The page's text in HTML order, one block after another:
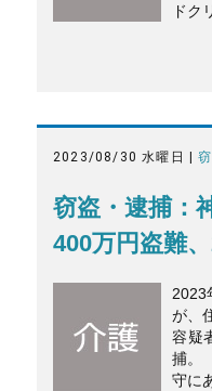
ドク
2023/08/30 水曜日 |
窃盗・逮捕：
400万円盗難
2023
が、
容疑
捕。
守に